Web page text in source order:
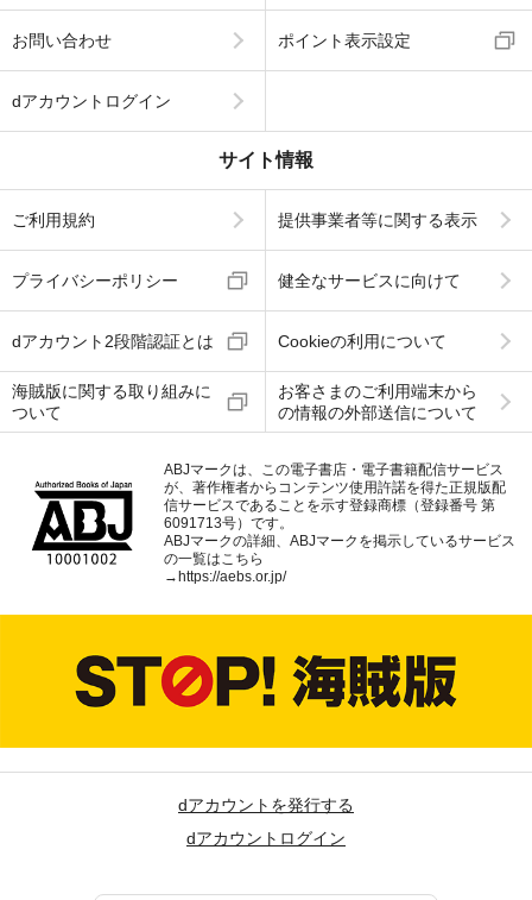
お問い合わせ ポイント表示設定
dアカウントログイン
サイト情報
ご利用規約 提供事業者等に関する表示
プライバシーポリシー 健全なサービスに向けて
dアカウント2段階認証とは Cookieの利用について
海賊版に関する取り組みに
ついて
お客さまのご利用端末から
の情報の外部送信について
ABJマークは、この電子書店・電子書籍配信サービス
が、著作権者からコンテンツ使用許諾を得た正規版配
信サービスであることを示す登録商標（登録番号 第
6091713号）です。
ABJマークの詳細、ABJマークを掲示しているサービス
の一覧はこちら
→https://aebs.or.jp/
dアカウントを発行する
dアカウントログイン